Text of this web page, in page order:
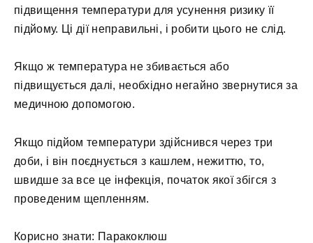
підвищення температури для усунення ризику її
підйому. Ці дії неправильні, і робити цього не слід.
Якщо ж температура не збивається або
підвищується далі, необхідно негайно звернутися за
медичною допомогою.
Якщо підйом температури здійснився через три
доби, і він поєднується з кашлем, нежиттю, то,
швидше за все це інфекція, початок якої збігся з
проведеним щепленням.
Корисно знати: Паракоклюш